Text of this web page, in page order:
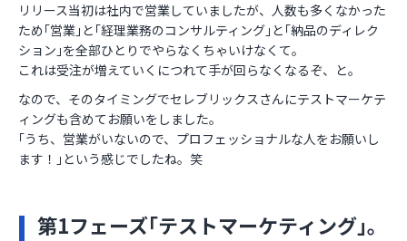
リリース当初は社内で営業していましたが、人数も多くなかった
ため｢営業｣と｢経理業務のコンサルティング｣と｢納品のディレク
ション｣を全部ひとりでやらなくちゃいけなくて。
これは受注が増えていくにつれて手が回らなくなるぞ、と。
なので、そのタイミングでセレブリックスさんにテストマーケテ
ィングも含めてお願いをしました。
｢うち、営業がいないので、プロフェッショナルな人をお願いし
ます！｣という感じでしたね。笑
第1フェーズ｢テストマーケティング｣。